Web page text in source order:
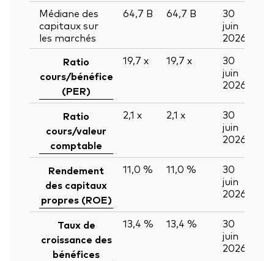
Médiane des
capitaux sur
les marchés
64,7 B 64,7 B
30
juin
2026
Ratio
cours/bénéfice
(PER)
19,7 x 19,7 x
30
juin
2026
Ratio
cours/valeur
comptable
2,1 x 2,1 x
30
juin
2026
Rendement
des capitaux
propres (ROE)
11,0 % 11,0 %
30
juin
2026
Taux de
croissance des
bénéfices
13,4 % 13,4 %
30
juin
2026